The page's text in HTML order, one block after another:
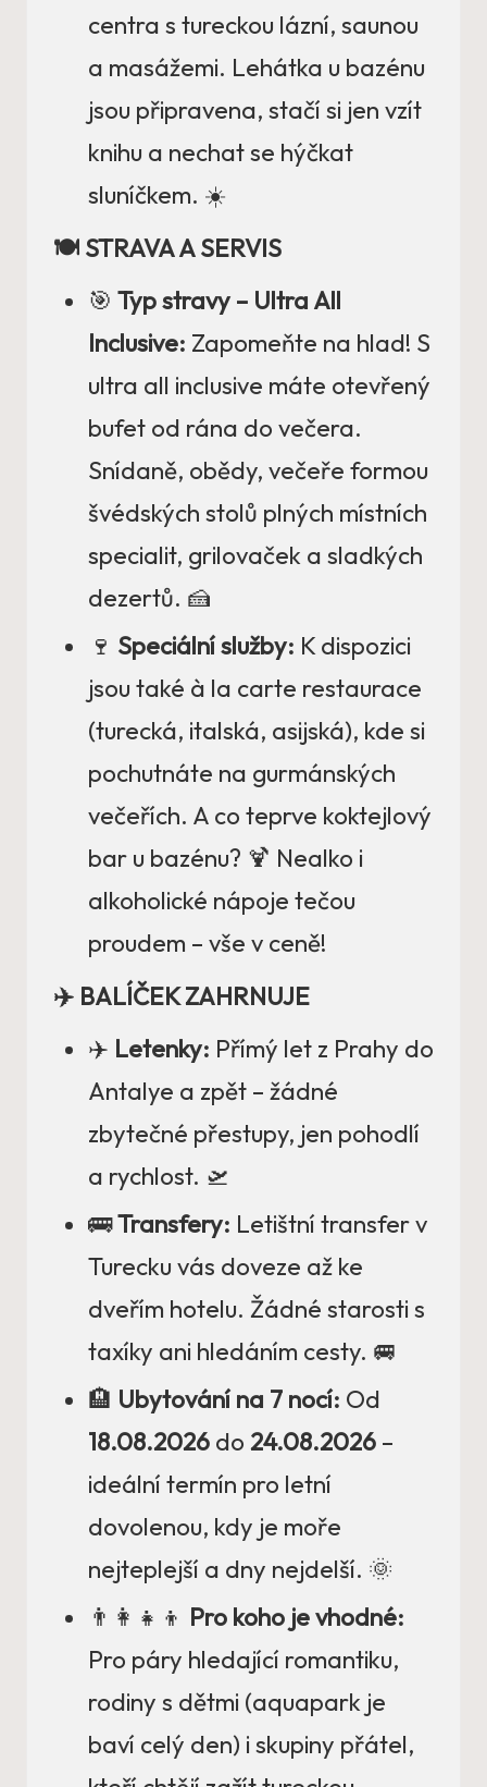
centra s tureckou lázní, saunou
a masážemi. Lehátka u bazénu
jsou připravena, stačí si jen vzít
knihu a nechat se hýčkat
sluníčkem. ☀️
🍽️ STRAVA A SERVIS
🎯 Typ stravy – Ultra All
Inclusive: Zapomeňte na hlad! S
ultra all inclusive máte otevřený
bufet od rána do večera.
Snídaně, obědy, večeře formou
švédských stolů plných místních
specialit, grilovaček a sladkých
dezertů. 🍰
🍷 Speciální služby: K dispozici
jsou také à la carte restaurace
(turecká, italská, asijská), kde si
pochutnáte na gurmánských
večeřích. A co teprve koktejlový
bar u bazénu? 🍹 Nealko i
alkoholické nápoje tečou
proudem – vše v ceně!
✈️ BALÍČEK ZAHRNUJE
✈️ Letenky: Přímý let z Prahy do
Antalye a zpět – žádné
zbytečné přestupy, jen pohodlí
a rychlost. 🛫
🚌Transfery: Letištní transfer v
Turecku vás doveze až ke
dveřím hotelu. Žádné starosti s
taxíky ani hledáním cesty. 🚐
🏨 Ubytování na 7 nocí: Od
18.08.2026 do 24.08.2026 –
ideální termín pro letní
dovolenou, kdy je moře
nejteplejší a dny nejdelší. 🌞
👨‍👩‍👧‍👦 Pro koho je vhodné:
Pro páry hledající romantiku,
rodiny s dětmi (aquapark je
baví celý den) i skupiny přátel,